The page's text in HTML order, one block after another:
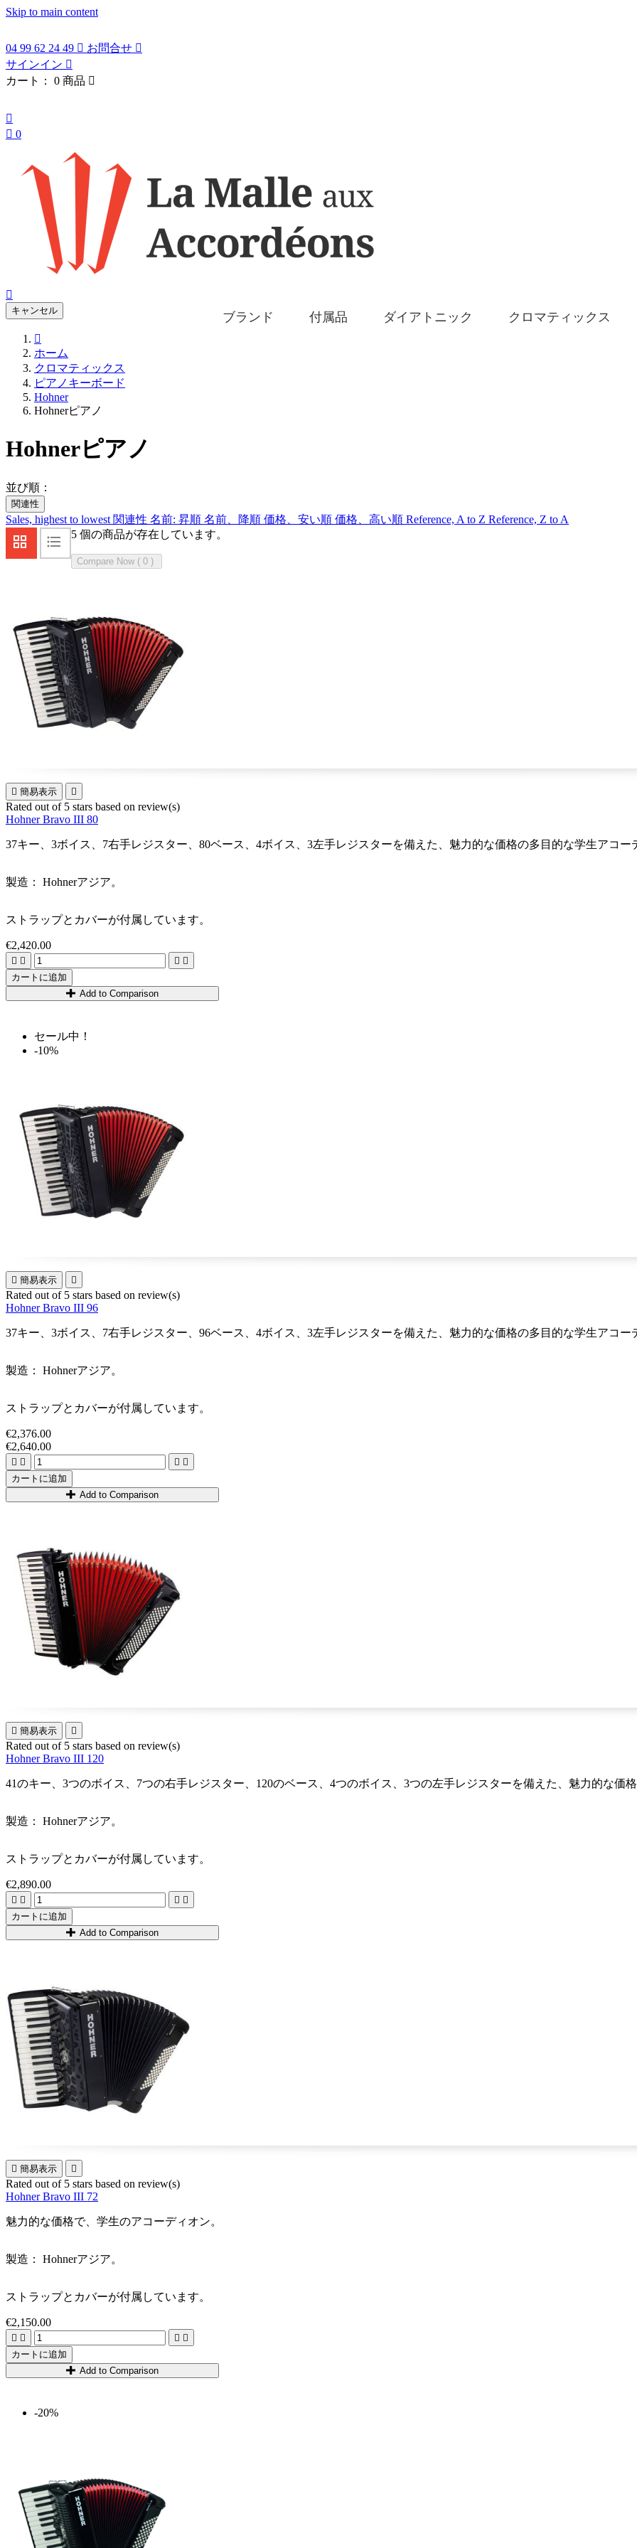
Skip to main content
04 99 62 24 49  お問合せ 
サインイン 
カート：
0 商品 

 0
ブランド 付属品 ダイアトニック クロマティックス

キャンセル

ホーム
クロマティックス
ピアノキーボード
Hohner
Hohnerピアノ
Hohnerピアノ
並び順：
関連性
Sales, highest to lowest 関連性 名前: 昇順 名前、降順 価格、安い順 価格、高い順 Reference, A to Z Reference, Z to A
5 個の商品が存在しています。
Compare Now ( 0
 簡易表示 
Rated out of 5 stars based on review(s)
Hohner Bravo III 80
37キー、3ボイス、7右手レジスター、80ベース、4ボイス、3左手レジスターを備えた、魅力的な価格の多目的な学生アコー
製造： Hohnerアジア。
ストラップとカバーが付属しています。
€2,420.00
   
カートに追加
Add to Comparison
セール中！
-10%
 簡易表示 
Rated out of 5 stars based on review(s)
Hohner Bravo III 96
37キー、3ボイス、7右手レジスター、96ベース、4ボイス、3左手レジスターを備えた、魅力的な価格の多目的な学生アコー
製造： Hohnerアジア。
ストラップとカバーが付属しています。
€2,376.00
€2,640.00
   
カートに追加
Add to Comparison
 簡易表示 
Rated out of 5 stars based on review(s)
Hohner Bravo III 120
41のキー、3つのボイス、7つの右手レジスター、120のベース、4つのボイス、3つの左手レジスターを備えた、魅力的な価
製造： Hohnerアジア。
ストラップとカバーが付属しています。
€2,890.00
   
カートに追加
Add to Comparison
 簡易表示 
Rated out of 5 stars based on review(s)
Hohner Bravo III 72
魅力的な価格で、学生のアコーディオン。
製造： Hohnerアジア。
ストラップとカバーが付属しています。
€2,150.00
   
カートに追加
Add to Comparison
-20%